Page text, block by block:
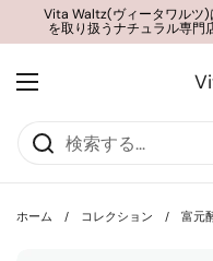
コンテンツへスキップ
Vita Waltz(ヴィータワルツ)
を取り扱うナチュラル専門
メニューを開く
ホーム / コレクション / 富元